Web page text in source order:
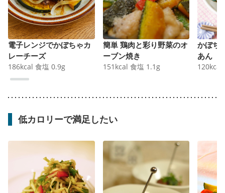
電子レンジでかぼちゃカ
レーチーズ
186kcal 食塩 0.9g
簡単 鶏肉と彩り野菜のオ
ーブン焼き
151 kcal 食塩 1.1 g
かぼち
あん
120kcal
低カロリーで満足したい